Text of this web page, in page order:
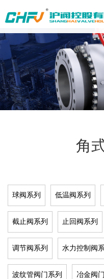
角
球阀系列 低温阀系列
截止阀系列 止回阀系列
调节阀系列 水力控制阀
波纹管阀门系列 冶金阀